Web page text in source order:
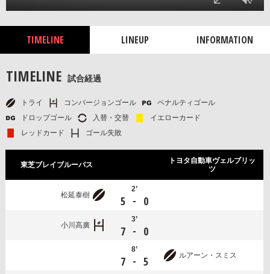
TIMELINE LINEUP INFORMATION
TIMELINE 試合経過
トライ コンバージョンゴール
ペナルティゴール
ドロップゴール
入替・交替
イエローカード
レッドカード
ゴール失敗
東芝ブレイブルーパス
トヨタ自動車ヴェルブリッ
ツ
松延泰樹
2’
5 - 0
小川高廣
3’
7 - 0
8’
7 - 5 ルアーン・スミス